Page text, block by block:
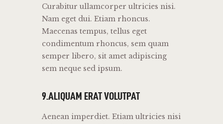
Curabitur ullamcorper ultricies nisi.
Nam eget dui. Etiam rhoncus.
Maecenas tempus, tellus eget
condimentum rhoncus, sem quam
semper libero, sit amet adipiscing
sem neque sed ipsum.
9.ALIQUAM ERAT VOLUTPAT
Aenean imperdiet. Etiam ultricies nisi